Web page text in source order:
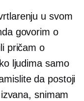
u svom
govorim o
pričam o
ljudima samo
da postoji
snimam